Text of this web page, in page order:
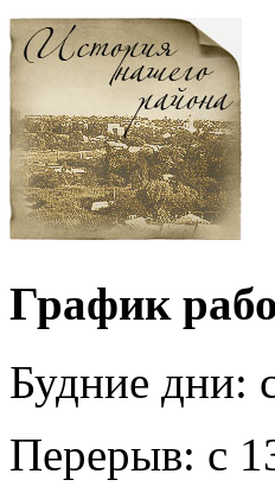
График
Будние дни:
Перерыв: с